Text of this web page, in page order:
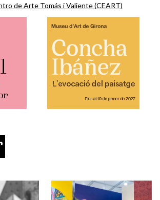
de Arte Tomás i Valiente (CEART)